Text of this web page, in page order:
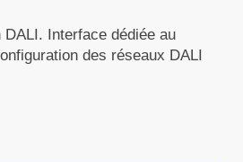
DALI. Interface dédiée au
des réseaux DALI